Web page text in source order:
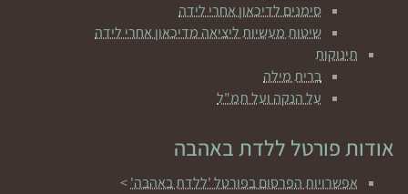
סימנים לדיכאון אחרי לידה
שיטות מעשיות ליציאה מדיכאון אחרי לידה
תינוקות
ברית מילה
על הנקה ועל תמ"ל
אודות פורטל ללדת באהבה
אפשרויות הפרסום בפורטל 'ללדת באהבה'>